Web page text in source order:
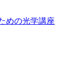
めの光学講座